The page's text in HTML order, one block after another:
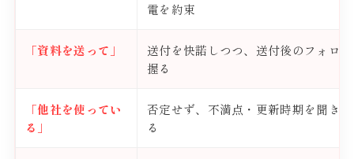
電を約束
「資料を送って」
送付を快諾しつつ、送付後のフォロ
握る
「他社を使ってい
る」
否定せず、不満点・更新時期を聞き
る